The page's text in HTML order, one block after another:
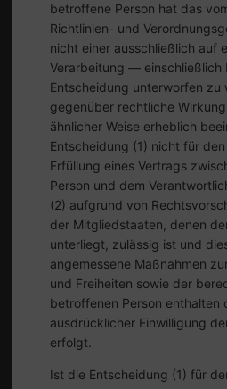
betroffene Person hat das
Richtlinien- und
nicht einer ausschließlich auf
Verarbeitung —
Entscheidung unterworfen zu
gegenüber rechtliche
ähnlicher Weise erheblich
Entscheidung (1) nicht für
Erfüllung eines Vertrags
Person und dem
(2) aufgrund von
der Mitgliedstaaten, denen
unterliegt, zulässig ist und
angemessene Maßnahmen
und Freiheiten sowie der
betroffenen Person enthalten
ausdrücklicher Einwilligung
erfolgt.
Ist die Entscheidung (1) für